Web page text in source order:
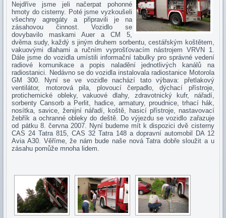
Nejdříve jsme jeli načerpat pohonné
hmoty do cisterny. Poté jsme vyzkoušeli
všechny agregáty a připravili je na
zásahovou činnost. Vozidlo se
dovybavilo maskami Auer a CM 5,
dvěma sudy, každý s jiným druhem sorbentu, cestářským koštětem,
vakuovými dlahami a ručním vyprošťovacím nástrojem VRVN 1.
Dále jsme do vozidla umístili informační tabulky pro správné vedení
radiové komunikace a popis naladění jednotlivých kanálů na
radiostanici. Nedávno se do vozidla instalovala radiostanice Motorola
GM 300. Nyní se ve vozidle nachází tato výbava: přetlakový
ventilátor, motorová pila, plovoucí čerpadlo, dýchací přístroje,
protichemické obleky, vakuové dlahy, zdravotnický kufr, nářadí,
sorbenty Cansorb a Perlit, hadice, armatury, proudnice, trhací hák,
nosítka, savice, ženijní nářadí, koště, hasicí přístroje, nastavovací
žebřík a ochranné obleky do deště. Do výjezdu se vozidlo zařazuje
od pátku 8. června 2007. Nyní budeme mít k dispozici dvě cisterny
CAS 24 Tatra 815, CAS 32 Tatra 148 a dopravní automobil DA 12
Avia A30. Věříme, že nám bude naše nová Tatra dobře sloužit a u
zásahu pomůže mnoha lidem.